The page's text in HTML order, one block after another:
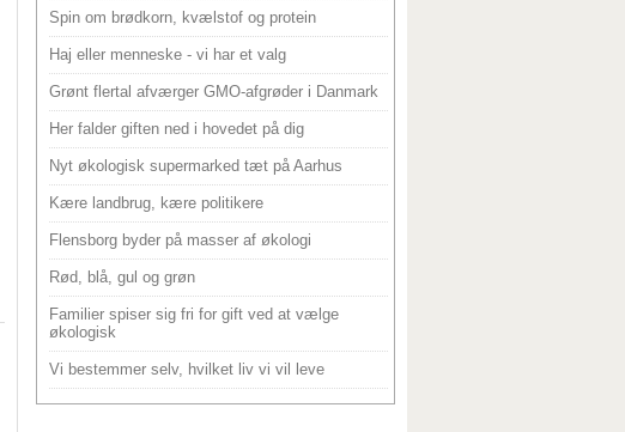
Spin om brødkorn, kvælstof og protein
Haj eller menneske - vi har et valg
Grønt flertal afværger GMO-afgrøder i Danmark
Her falder giften ned i hovedet på dig
Nyt økologisk supermarked tæt på Aarhus
Kære landbrug, kære politikere
Flensborg byder på masser af økologi
Rød, blå, gul og grøn
Familier spiser sig fri for gift ved at vælge
økologisk
Vi bestemmer selv, hvilket liv vi vil leve